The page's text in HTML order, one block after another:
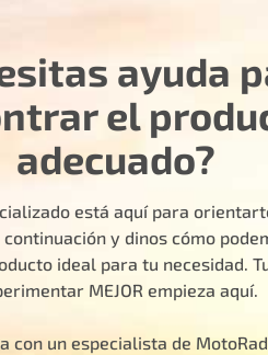
ayuda
el
adecuado?
está aquí para
y dinos cómo
ideal para tu necesidad.
MEJOR empieza aquí.
con un especialista de MotoRad